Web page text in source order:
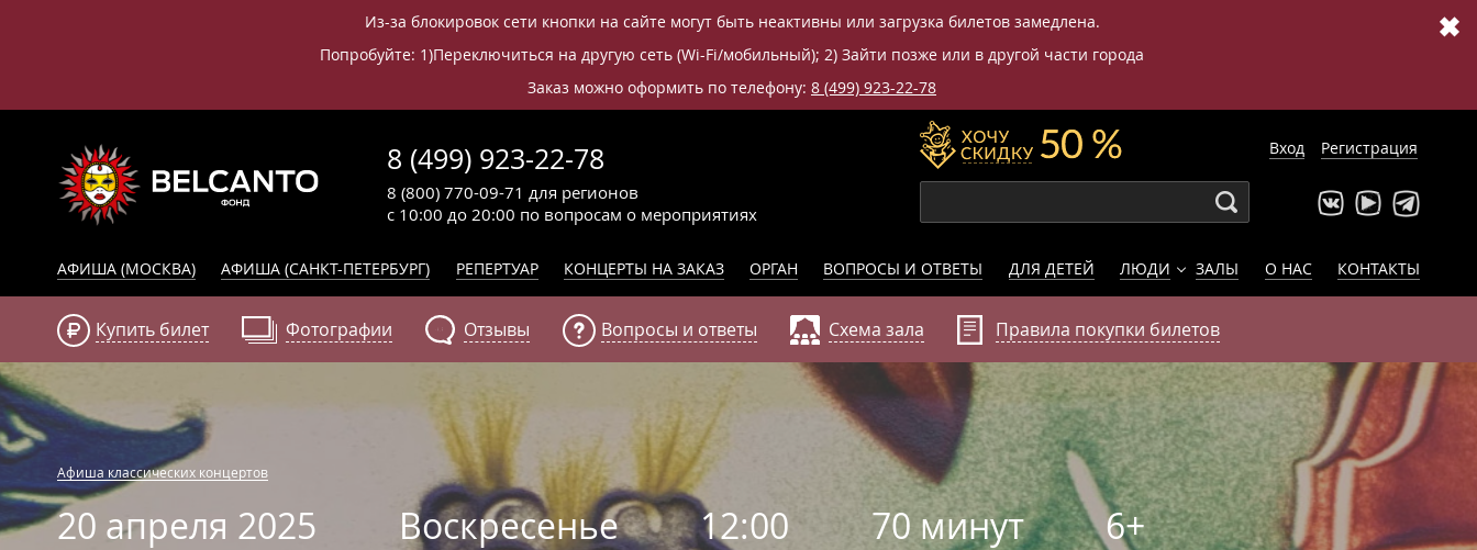
Из-за блокировок сети кнопки на сайте могут быть неактивны или загрузка билетов замедлена.
Попробуйте: 1)Переключиться на другую сеть (Wi-Fi/мобильный); 2) Зайти позже или в другой части города
Заказ можно оформить по телефону: 8 (499) 923-22-78
✖
8 (499) 923-22-78
с 10:00 до 20:00 по вопросам о мероприятиях
8 (800) 770-09-71 для регионов
Вход Регистрация
АФИША (МОСКВА) АФИША (САНКТ-ПЕТЕРБУРГ) РЕПЕРТУАР КОНЦЕРТЫ НА ЗАКАЗ ОРГАН ВОПРОСЫ И ОТВЕТЫ ДЛЯ ДЕТЕЙ ЛЮДИ ЗАЛЫ О НАС КОНТАКТЫ
Купить билет Фотографии Отзывы Вопросы и ответы Схема зала Правила покупки билетов
Афиша классических концертов
20 апреля 2025 Воскресенье 12:00 70 минут 6+